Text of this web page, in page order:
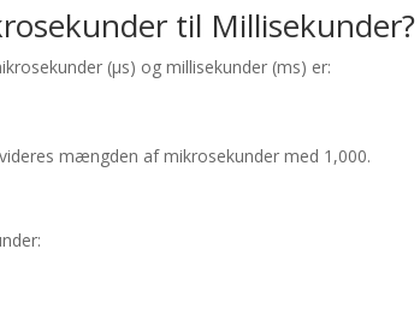
til Millisekunder?
(µs) og millisekunder (ms) er:
mængden af mikrosekunder med 1,000.